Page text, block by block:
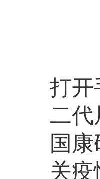
打开
二代
国
关